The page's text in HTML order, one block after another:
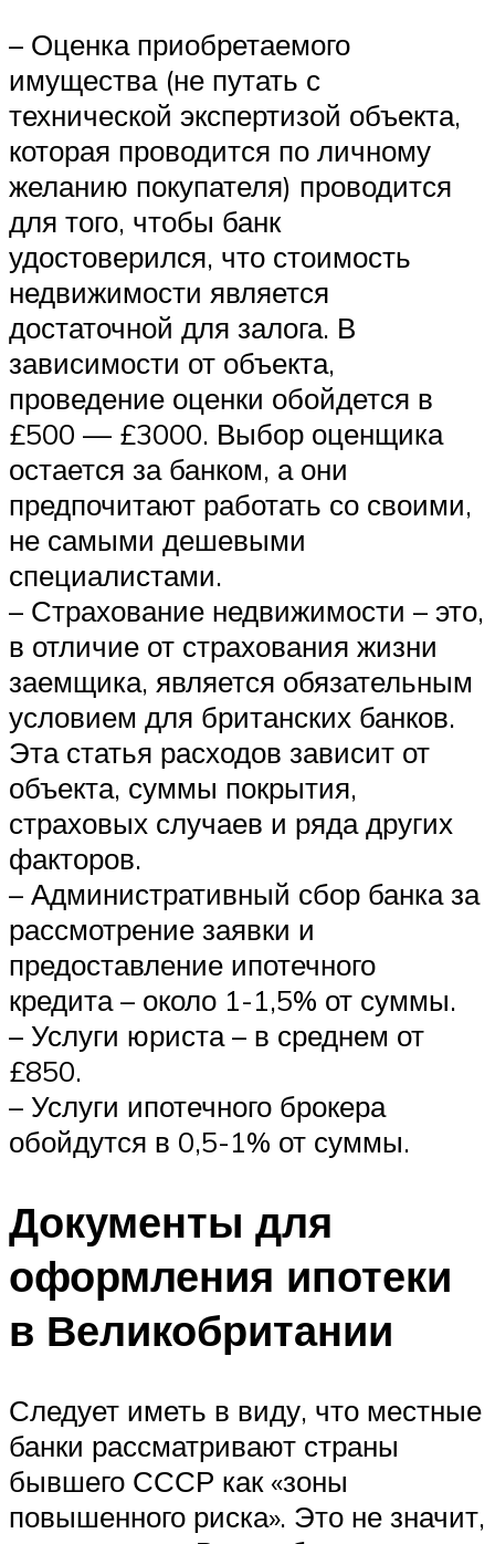
– Оценка приобретаемого
имущества (не путать с
технической экспертизой объекта,
которая проводится по личному
желанию покупателя) проводится
для того, чтобы банк
удостоверился, что стоимость
недвижимости является
достаточной для залога. В
зависимости от объекта,
проведение оценки обойдется в
£500 — £3000. Выбор оценщика
остается за банком, а они
предпочитают работать со своими,
не самыми дешевыми
специалистами.
– Страхование недвижимости – это,
в отличие от страхования жизни
заемщика, является обязательным
условием для британских банков.
Эта статья расходов зависит от
объекта, суммы покрытия,
страховых случаев и ряда других
факторов.
– Административный сбор банка за
рассмотрение заявки и
предоставление ипотечного
кредита – около 1-1,5% от суммы.
– Услуги юриста – в среднем от
£850.
– Услуги ипотечного брокера
обойдутся в 0,5-1% от суммы.
Документы для
оформления ипотеки
в Великобритании
Следует иметь в виду, что местные
банки рассматривают страны
бывшего СССР как «зоны
повышенного риска». Это не значит,